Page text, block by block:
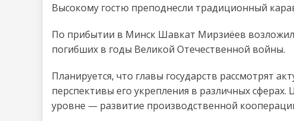
Высокому гостю преподнесли традиционный
По прибытии в Минск Шавкат Мирзиёев
погибших в годы Великой Отечественной войны.
Планируется, что главы государств рассмотрят
перспективы его укрепления в различных
уровне — развитие производственной